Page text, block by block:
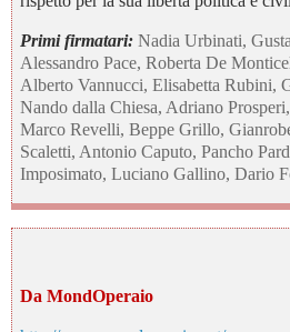
Primi firmatari:Nadia Urbinati,
Alessandro Pace, Roberta De
Alberto Vannucci, Elisabetta Rubini,
Nando dalla Chiesa, Adriano
Marco Revelli, Beppe Grillo,
Scaletti, Antonio Caputo, Pancho
Imposimato, Luciano Gallino, Dario
Da MondOperaio